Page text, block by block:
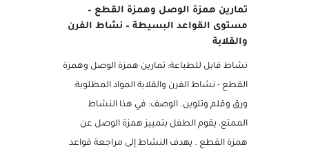
مستوى القواعد البسيطة – نشاط الفرن
والقلابة
نشاط قابل للطباعة: تمارين همزة الوصل وهمزة
القطع - نشاط الفرن والقلابة المواد المطلوبة:
ورق وقلم وتلوين. الوصف: في هذا النشاط